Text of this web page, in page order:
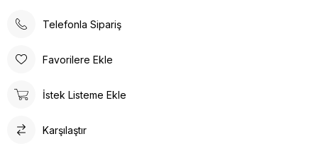
Telefonla Sipariş
Favorilere Ekle
İstek Listeme Ekle
Karşılaştır